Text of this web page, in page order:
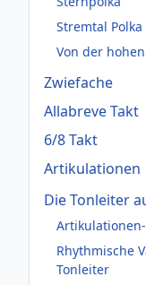
Stremtal Polka
Von der
Zwiefache
Allabreve Takt
6/8 Takt
Artikulationen
Die Tonleiter
Rhythmische
Tonleiter